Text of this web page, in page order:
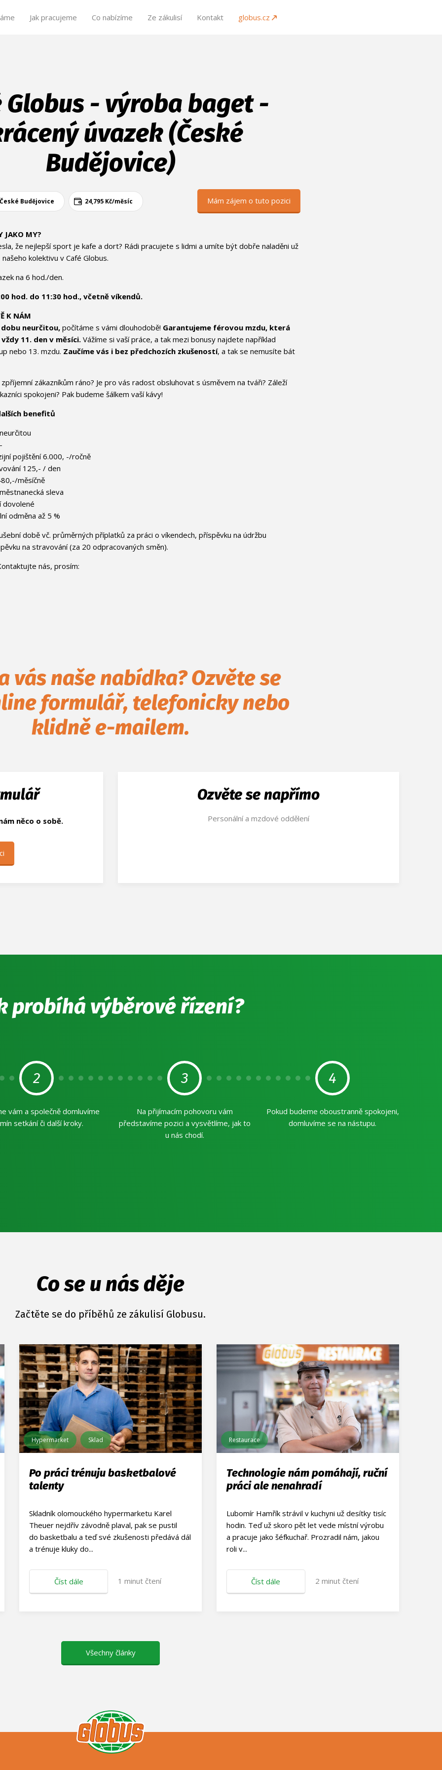
Jak pracujeme Co nabízíme Ze zákulisí Kontakt globus.cz
Globus - výroba baget -
úvazek (České
Budějovice)
České Budějovice 24,795 Kč/měsíc Mám zájem o tuto pozici
JAKO MY?
že nejlepší sport je kafe a dort? Rádi pracujete s lidmi a umíte být dobře naladěni už
kolektivu v Café Globus.
na 6 hod./den.
hod. do 11:30 hod., včetně víkendů.
K NÁM
neurčitou, počítáme s vámi dlouhodobě! Garantujeme férovou mzdu, která
11. den v měsíci.Vážíme si vaší práce, a tak mezi bonusy najdete například
nebo 13. mzdu. Zaučíme vás i bez předchozích zkušeností, a tak se nemusíte bát
zákazníkům ráno? Je pro vás radost obsluhovat s úsměvem na tváři? Záleží
spokojeni? Pak budeme šálkem vaší kávy!
benefitů
pojištění 6.000, -/ročně
125,- / den
měsíčně
sleva
dovolené
odměna až 5 %
době vč. průměrných příplatků za práci o víkendech, příspěvku na údržbu
na stravování (za 20 odpracovaných směn).
nás, prosím:
vás naše nabídka? Ozvěte se
formulář, telefonicky nebo
klidně e-mailem.
něco o sobě.
Ozvěte se napřímo
Personální a mzdové oddělení
probíhá výběrové řízení?
2
vám a společně domluvíme
setkání či další kroky.
3
Na přijímacím pohovoru vám
představíme pozici a vysvětlíme, jak to
u nás chodí.
4
Pokud budeme oboustranně spokojeni,
domluvíme se na nástupu.
Co se u nás děje
Začtěte se do příběhů ze zákulisí Globusu.
Hypermarket Sklad
Po práci trénuju basketbalové
talenty
Skladník olomouckého hypermarketu Karel
Theuer nejdřív závodně plaval, pak se pustil
do basketbalu a teď své zkušenosti předává dál
a trénuje kluky do...
Číst dále 1 minut čtení
Restaurace
Technologie nám pomáhají, ruční
práci ale nenahradí
Lubomír Hamřík strávil v kuchyni už desítky tisíc
hodin. Teď už skoro pět let vede místní výrobu
a pracuje jako šéfkuchař. Prozradil nám, jakou
roli v...
Číst dále 2 minut čtení
Všechny články